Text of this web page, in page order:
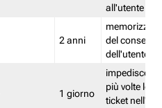
all'utente
2 anni
memorizza
del
dell'utente
1 giorno
impedisce di
più volte lo
ticket